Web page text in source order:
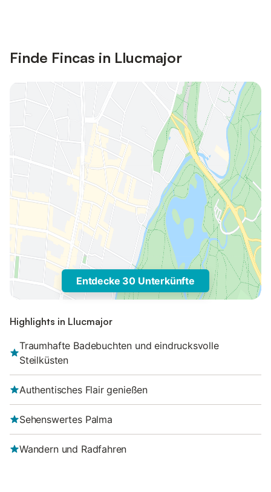
Finde Fincas in Llucmajor
Entdecke 30 Unterkünfte
Highlights in Llucmajor
Traumhafte Badebuchten und eindrucksvolle
Steilküsten
Authentisches Flair genießen
Sehenswertes Palma
Wandern und Radfahren